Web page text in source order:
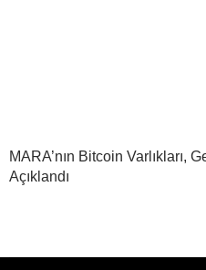
MARA’nın Bitcoin Varlıkları,
Açıklandı